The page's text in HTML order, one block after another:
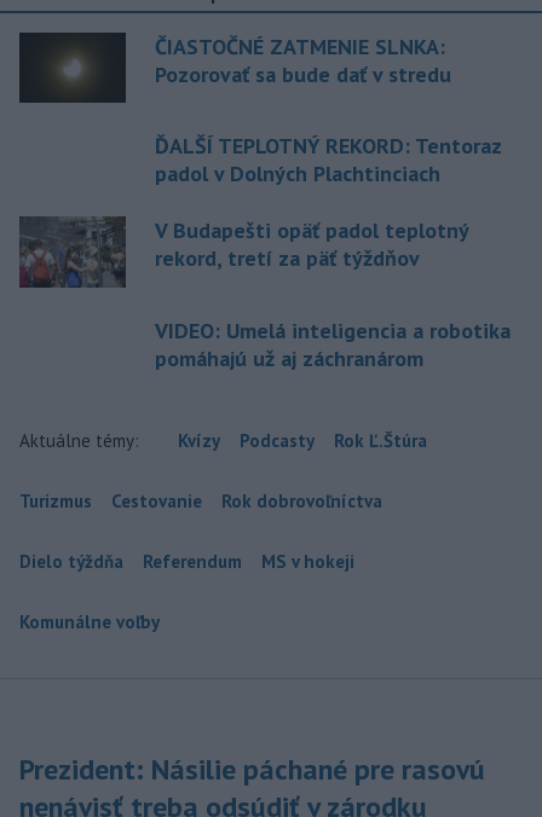
ČIASTOČNÉ ZATMENIE SLNKA:
Pozorovať sa bude dať v stredu
ĎALŠÍ TEPLOTNÝ REKORD: Tentoraz
padol v Dolných Plachtinciach
V Budapešti opäť padol teplotný
rekord, tretí za päť týždňov
VIDEO: Umelá inteligencia a robotika
pomáhajú už aj záchranárom
Aktuálne témy: Kvízy Podcasty Rok Ľ.Štúra
Turizmus Cestovanie Rok dobrovoľníctva
Dielo týždňa Referendum MS v hokeji
Komunálne voľby
Prezident: Násilie páchané pre rasovú
nenávisť treba odsúdiť v zárodku